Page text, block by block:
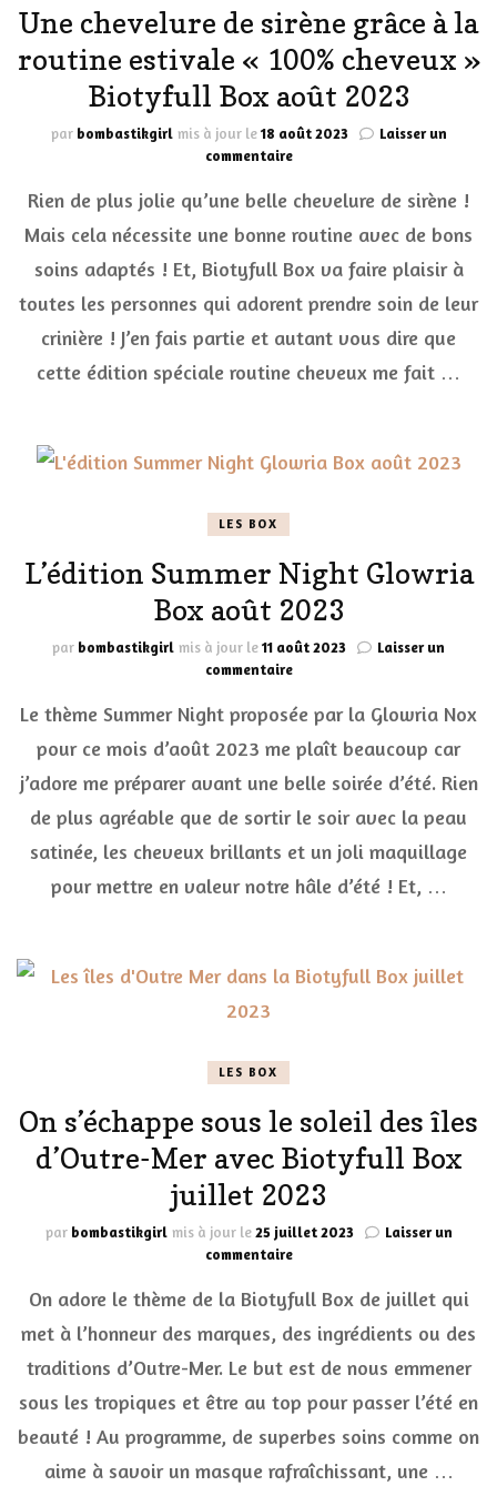
Une chevelure de sirène grâce à la
routine estivale « 100% cheveux »
Biotyfull Box août 2023
par bombastikgirl mis à jour le18 août 2023
Laisser un
commentairesur
chevelure
sirène
grâce
la
routine
« 100%
août
Rien de plus jolie qu’une belle chevelure de sirène !
Mais cela nécessite une bonne routine avec de bons
soins adaptés ! Et, Biotyfull Box va faire plaisir à
toutes les personnes qui adorent prendre soin de leur
crinière ! J’en fais partie et autant vous dire que
cette édition spéciale routine cheveux me fait …
LES BOX
L’édition Summer Night Glowria
Box août 2023
par bombastikgirl mis à jour le11 août 2023
Laisser un
commentairesur
Summer
Glowria
Box
2023
Le thème Summer Night proposée par la Glowria Nox
pour ce mois d’août 2023 me plaît beaucoup car
j’adore me préparer avant une belle soirée d’été. Rien
de plus agréable que de sortir le soir avec la peau
satinée, les cheveux brillants et un joli maquillage
pour mettre en valeur notre hâle d’été ! Et, …
LES BOX
On s’échappe sous le soleil des îles
d’Outre-Mer avec Biotyfull Box
juillet 2023
par bombastikgirl mis à jour le25 juillet 2023
Laisser un
commentairesur
s’échappe
le
soleil
îles
d’Outre-
avec
On adore le thème de la Biotyfull Box de juillet qui
met à l’honneur des marques, des ingrédients ou des
traditions d’Outre-Mer. Le but est de nous emmener
sous les tropiques et être au top pour passer l’été en
beauté ! Au programme, de superbes soins comme on
aime à savoir un masque rafraîchissant, une …